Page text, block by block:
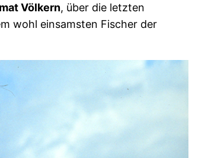
Völkern, über die letzten
wohl einsamsten Fischer der